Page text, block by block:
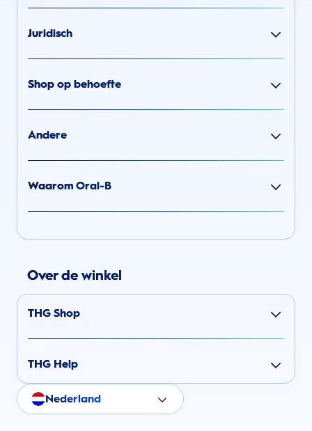
Juridisch
Shop op behoefte
Andere
Waarom Oral-B
Over de winkel
THG Shop
THG Help
Nederland